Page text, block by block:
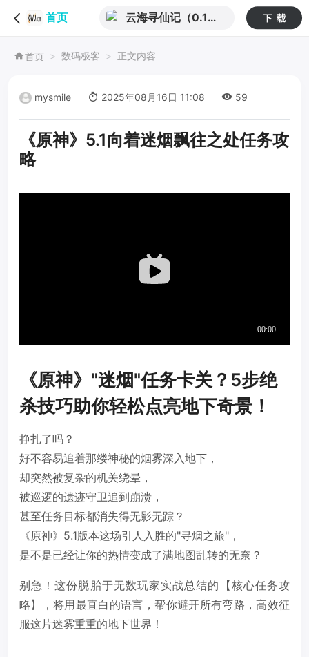
首页
云海寻仙记（0.1折
首页 数码极客 正文内容
mysmile 2025年08月16日 11:08 59
《原神》5.1向着迷烟飘往之处任务攻
略
《原神》"迷烟"任务卡关？5步绝
杀技巧助你轻松点亮地下奇景！
挣扎了吗？
好不容易追着那缕神秘的烟雾深入地下，
却突然被复杂的机关绕晕，
被巡逻的遗迹守卫追到崩溃，
甚至任务目标都消失得无影无踪？
《原神》5.1版本这场引人入胜的"寻烟之旅"，
是不是已经让你的热情变成了满地图乱转的无奈？
别急！这份脱胎于无数玩家实战总结的【核心任务攻
略】，将用最直白的语言，帮你避开所有弯路，高效征
服这片迷雾重重的地下世界！